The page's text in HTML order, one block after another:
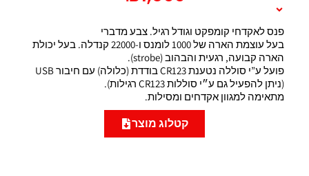
פנס לאקדחי קומפקט וגודל רגיל. צבע מדברי
בעל עוצמת הארה של 1000 לומנס ו-22000 קנדלה. בעל יכולת
הארה קבועה, רגעית והבהוב (strobe).
פועל ע”י סוללה נטענת CR123 בודדת (כלולה) עם חיבור USB
(ניתן להפעיל גם ע״י סוללות CR123 רגילות).
מתאימה למגוון אקדחים ומסילות.
קטלוג מוצר